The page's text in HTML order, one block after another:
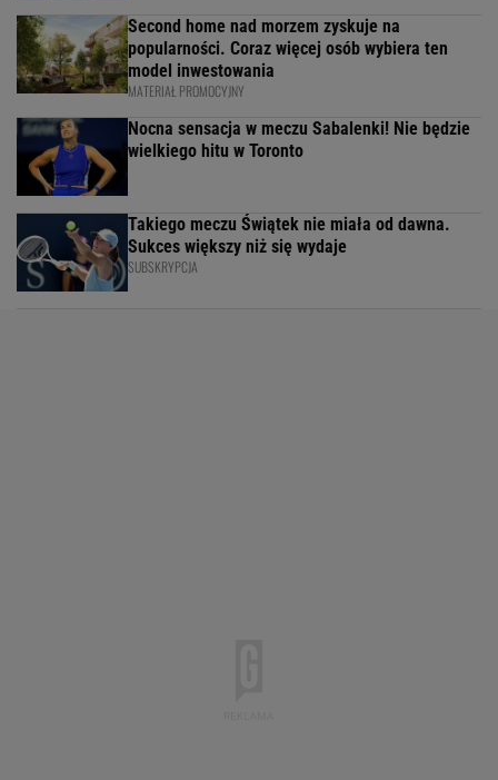
Second home nad morzem zyskuje na
popularności. Coraz więcej osób wybiera ten
model inwestowania
MATERIAŁ PROMOCYJNY
Nocna sensacja w meczu Sabalenki! Nie będzie
wielkiego hitu w Toronto
Takiego meczu Świątek nie miała od dawna.
Sukces większy niż się wydaje
SUBSKRYPCJA